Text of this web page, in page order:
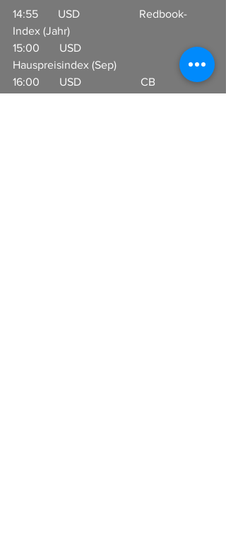
14:55       USD                     Redbook-
Index (Jahr)
15:00       USD
Hauspreisindex (Sep)
16:00       USD                     CB